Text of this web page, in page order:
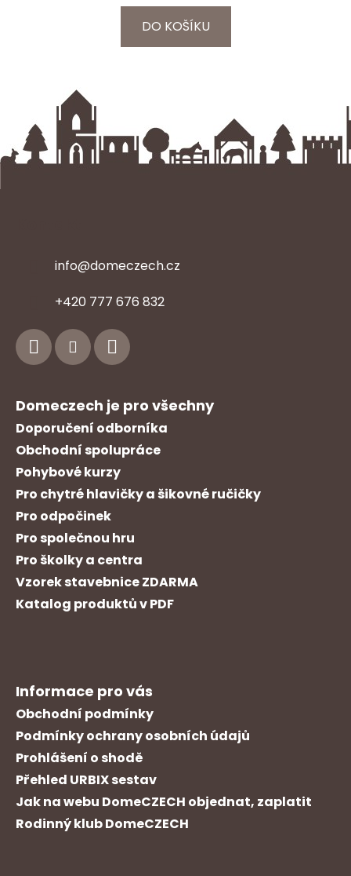
5,0
z
DO KOŠÍKU
info@domeczech.cz
+420 777 676 832
Domeczech je pro všechny
Doporučení odborníka
Obchodní spolupráce
Pohybové kurzy
Pro chytré hlavičky a šikovné ručičky
Pro odpočinek
Pro společnou hru
Pro školky a centra
Vzorek stavebnice ZDARMA
Katalog produktů v PDF
Informace pro vás
Obchodní podmínky
Podmínky ochrany osobních údajů
Prohlášení o shodě
Přehled URBIX sestav
Jak na webu DomeCZECH objednat, zaplatit
Rodinný klub DomeCZECH